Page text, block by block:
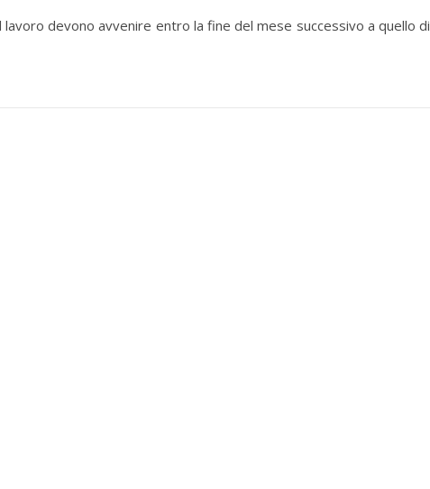
devono avvenire entro la fine del mese successivo a quello di